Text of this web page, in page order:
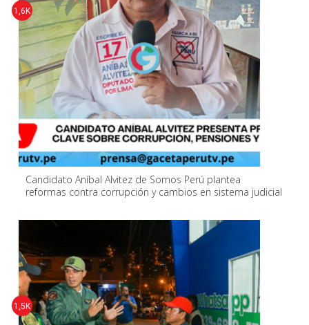
Candidato Aníbal Alvitez de Somos Perú plantea
reformas contra corrupción y cambios en sistema judicial
1,6K
1,5K